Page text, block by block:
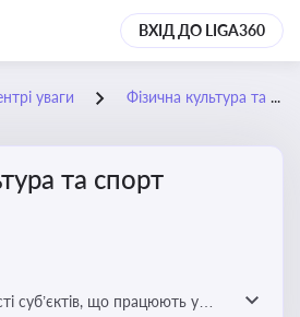
ВХІД ДО LIGA360
уваги Фізична культура та спорт
та спорт
суб’єктів, що працюють у